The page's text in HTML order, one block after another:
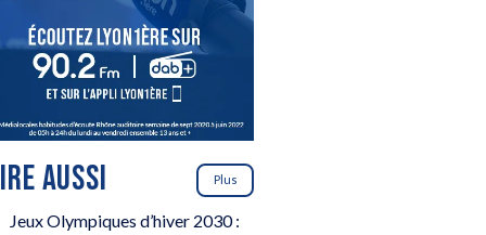
AUSSI Plus
Jeux Olympiques d’hiver 2030 :